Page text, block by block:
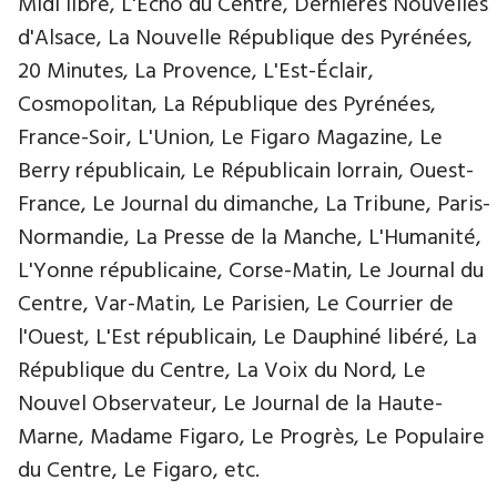
d'Alsace, La Nouvelle République des Pyrénées,
20 Minutes, La Provence, L'Est-Éclair,
Cosmopolitan, La République des Pyrénées,
France-Soir, L'Union, Le Figaro Magazine, Le
Berry républicain, Le Républicain lorrain, Ouest-
France, Le Journal du dimanche, La Tribune, Paris-
Normandie, La Presse de la Manche, L'Humanité,
L'Yonne républicaine, Corse-Matin, Le Journal du
Centre, Var-Matin, Le Parisien, Le Courrier de
l'Ouest, L'Est républicain, Le Dauphiné libéré, La
République du Centre, La Voix du Nord, Le
Nouvel Observateur, Le Journal de la Haute-
Marne, Madame Figaro, Le Progrès, Le Populaire
du Centre, Le Figaro, etc.